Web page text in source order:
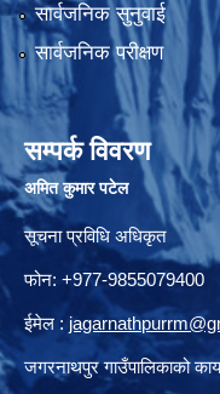
सार्वजनिक सुनुवाई
सार्वजनिक परीक्षण
सम्पर्क विवरण
अमित कुमार पटेल
सूचना प्रविधि अधिकृत
फोन: +977-9855079400
ईमेल :
जगरनाथपुर गाउँपालिकाको